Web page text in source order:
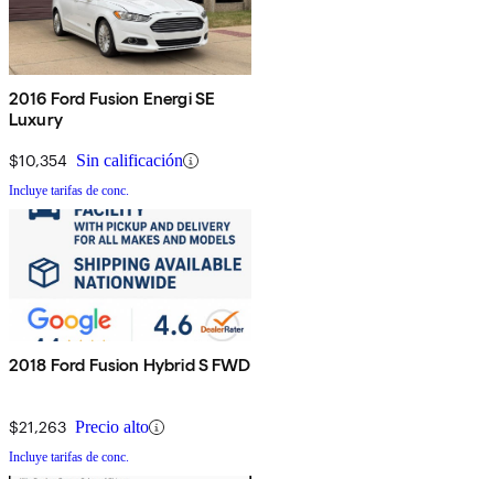
2016 Ford Fusion Energi SE
Luxury
$10,354 Sin calificación
Incluye tarifas de conc.
2018 Ford Fusion Hybrid S FWD
$21,263 Precio alto
Incluye tarifas de conc.